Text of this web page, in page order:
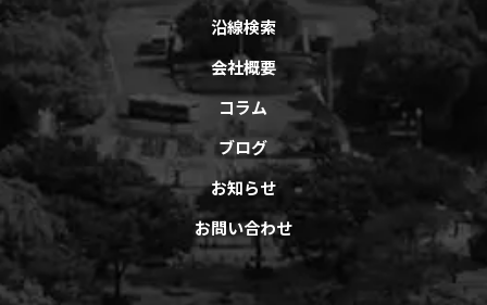
沿線検索
会社概要
コラム
ブログ
お知らせ
お問い合わせ